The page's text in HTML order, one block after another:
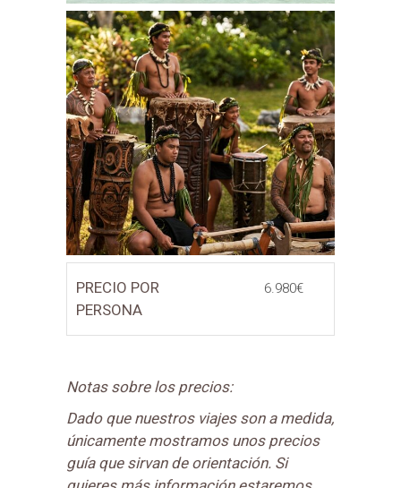
PRECIO POR
PERSONA
6.980€
Notas sobre los precios:
Dado que nuestros viajes son a medida,
únicamente mostramos unos precios
guía que sirvan de orientación. Si